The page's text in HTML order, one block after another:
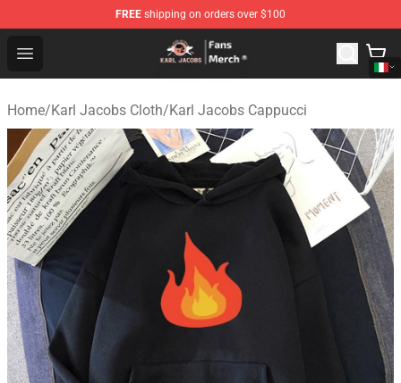
FREE shipping on orders over $100
Open menu
Karl Jacobs Store - Official Karl Jacobs Merchandise
Home/Karl Jacobs Cloth/Karl Jacobs Cappucci